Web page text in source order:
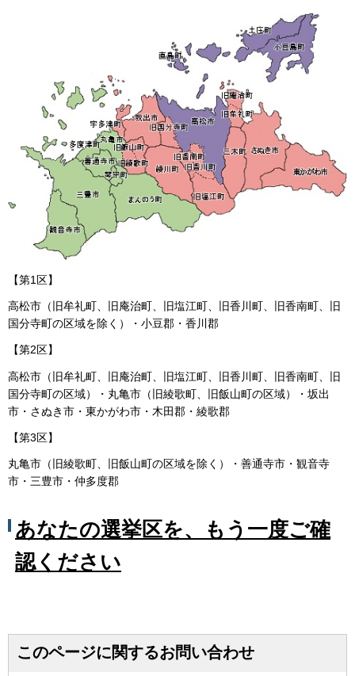
【第1区】
高松市（旧牟礼町、旧庵治町、旧塩江町、旧香川町、旧香南町、旧
国分寺町の区域を除く）・小豆郡・香川郡
【第2区】
高松市（旧牟礼町、旧庵治町、旧塩江町、旧香川町、旧香南町、旧
国分寺町の区域）・丸亀市（旧綾歌町、旧飯山町の区域）・坂出
市・さぬき市・東かがわ市・木田郡・綾歌郡
【第3区】
丸亀市（旧綾歌町、旧飯山町の区域を除く）・善通寺市・観音寺
市・三豊市・仲多度郡
あなたの選挙区を、もう一度ご確
認ください
このページに関するお問い合わせ